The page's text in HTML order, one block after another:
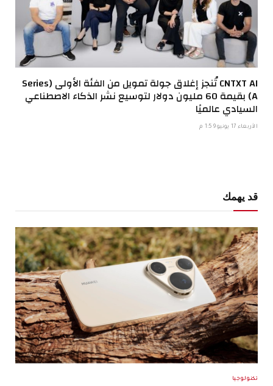
CNTXT AI تُنجز إغلاق جولة تمويل من الفئة الأولى (Series
A) بقيمة 60 مليون دولار لتوسيع نشر الذكاء الاصطناعي
السيادي عالميًا
الأربعاء 17 يونيو 1:59 م
قد يهمك
تكنولوجيا